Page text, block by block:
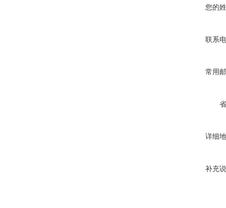
您的
联系
常用
详细
补充